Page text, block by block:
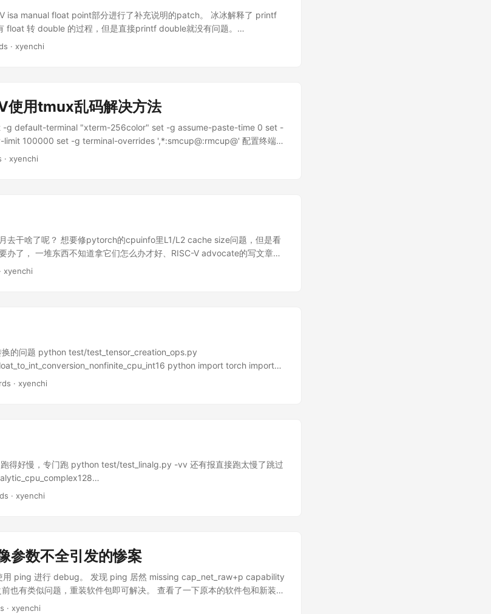
isa manual float point部分进行了补充说明的patch。 冰冰解释了 printf
float 转 double 的过程，但是直接printf double就没有问题。
test.c icenowy@edelgard [ tmp ] $ ./a.out -nan icenowy@edelgard [
· xyenchi
使用tmux乱码解决方法
-g default-terminal "xterm-256color" set -g assume-paste-time 0 set -
100000 set -g terminal-overrides ',*:smcup@:rmcup@' 配置终端
LC_ALL=en_US.UTF-8 重载一下tmux配置文件tmux source-file
· xyenchi
去干啥了呢？ 想要修pytorch的cpuinfo里L1/L2 cache size问题，但是看
办了， 一堆东西不知道拿它们怎么办才好、RISC-V advocate的写文章、
个先来的突发状况。有时候觉得是不是能有心力写记录也是一种幸福的表
xyenchi
的问题 python test/test_tensor_creation_ops.py
python import torch import
math.nan]).to(torch.int16) 结果是 tensor([-1, 0, -1],
python
= torch.cpu.get_capabilities().get("l1d_cache_size", 0) >>>
{'l1d_cache_size': 0, 'num_logical_cores':
test_compile_subprocess.py
图生成失败问题，log里建议重新跑 ...
· xyenchi
得好慢，专门跑 python test/test_linalg.py -vv 还有报直接跑太慢了跳过
... skipped 'test is slow; run
to enable test' test_linalg_matrix_exp_analytic_cpu_float64
... skipped 'test is slow; run with
to enable test' test_linalg_matrix_exp_batch_cpu_float32
... ok
· xyenchi
参数不全引发的惨案
用 ping 进行 debug。 发现 ping 居然 missing cap_net_raw+p capability
也有类似问题，重装软件包即可解决。 查看了一下原本的软件包和新装的
括 build 机器的 id 都一样。虽然在想要找到打包脚本的过程中遭遇了赛博
· xyenchi